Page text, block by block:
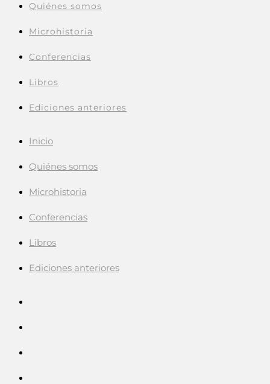
Quiénes somos
Microhistoria
Conferencias
Libros
Ediciones anteriores
Inicio
Quiénes somos
Microhistoria
Conferencias
Libros
Ediciones anteriores